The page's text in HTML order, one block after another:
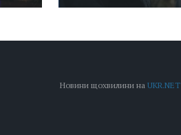
Новини щохвилини наUKR.NET